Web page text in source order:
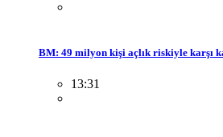
BM: 49 milyon kişi açlık riskiyle karşı
13:31